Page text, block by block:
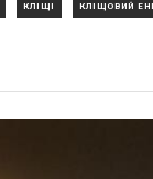
КЛІЩІ КЛІЩОВИЙ